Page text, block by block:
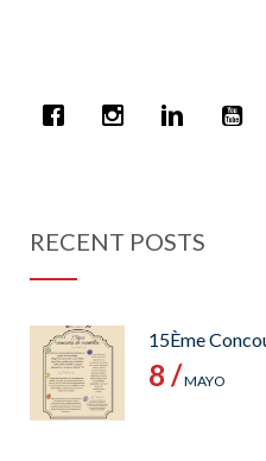
RECENT POSTS
15Ème
8 /MAYO